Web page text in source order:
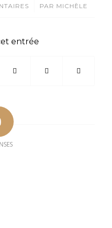
/ PAR MICHÈLE
entrée